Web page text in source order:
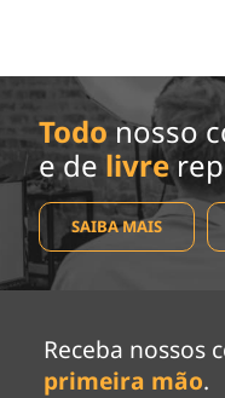
Todo nosso
e de livre
SAIBA MAIS
Receba nossos
primeira mão.